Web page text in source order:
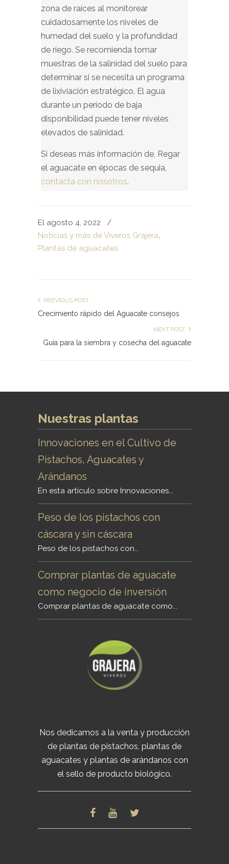
zona de raíces al monitorear
cuidadosamente los niveles de
humedad del suelo y la profundidad
de riego. Se recomienda tomar
muestras de la salinidad del suelo para
determinar si se necesita un programa
de lixiviación estratégico. El agua
durante un período de baja
disponibilidad puede tener niveles
elevados de salinidad.
Si deseas más información de, Regar
el aguacate en épocas de sequia,
contacta con nosotros.
El agosto 4, 2022
/
Noticias y más de Viveros Grajera,
Plantas de aguacates
PREVIOUS POST
Crecimiento rápido del Aguacate consejos
NEXT POST
Guía para la siembra y cosecha del aguacate
Nuestras plantas
Innovaciones en el Cultivo de
Pistachos, Aguacates y
Arándanos
En esta artículo sobre Innovaciones...
Peso de los pistachos con
cáscara y sin cáscara
Peso de los pistachos con...
Comprar plantas de aguacate
como negocio de inversión
Comprar plantas de aguacate como...
Nos dedicamos a la venta y producción
de plantas de pistachos, plantas de
aguacates y plantas de arándanos con
el sello de producto biológico.